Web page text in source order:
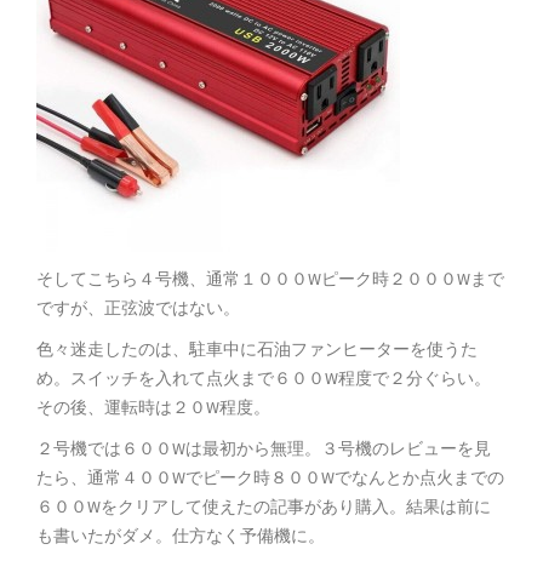
そしてこちら４号機、通常１０００Wピーク時２０００Wまで
ですが、正弦波ではない。
色々迷走したのは、駐車中に石油ファンヒーターを使うた
め。スイッチを入れて点火まで６００W程度で２分ぐらい。
その後、運転時は２０W程度。
２号機では６００Wは最初から無理。３号機のレビューを見
たら、通常４００Wでピーク時８００Wでなんとか点火までの
６００Wをクリアして使えたの記事があり購入。結果は前に
も書いたがダメ。仕方なく予備機に。